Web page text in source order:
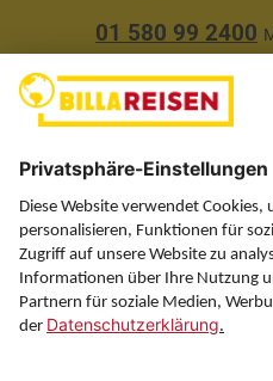
01 580 99 2400
Über uns
Service
Information
Folgen Sie uns